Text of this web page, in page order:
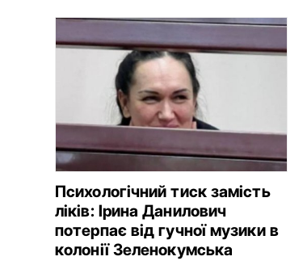
Психологічний тиск замість
ліків: Ірина Данилович
потерпає від гучної музики в
колонії Зеленокумська